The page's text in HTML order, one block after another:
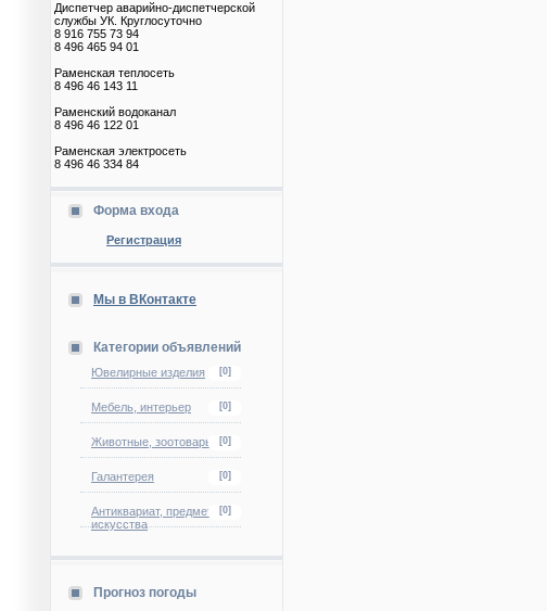
Диспетчер аварийно-диспетчерской
службы УК. Круглосуточно
8 916 755 73 94
8 496 465 94 01
Раменская теплосеть
8 496 46 143 11
Раменский водоканал
8 496 46 122 01
Раменская электросеть
8 496 46 334 84
Форма входа
Регистрация
Мы в ВКонтакте
Категории объявлений
Ювелирные изделия [0]
Мебель, интерьер [0]
Животные, зоотовары [0]
Галантерея [0]
Антиквариат, предметы
искусства
[0]
Прогноз погоды